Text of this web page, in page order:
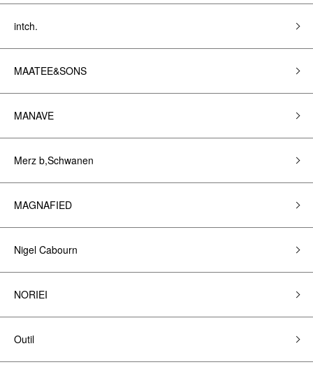
intch.
MAATEE&SONS
MANAVE
Merz b,Schwanen
MAGNAFIED
Nigel Cabourn
NORIEI
Outil